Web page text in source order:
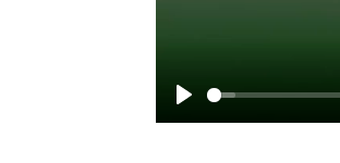
Play